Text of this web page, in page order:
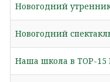
Новогодний
Новогодний
Наша школа в TOP-15